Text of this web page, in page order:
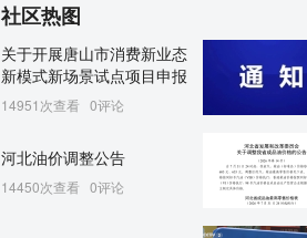
社区热图
关于开展唐山市消费新业态
新模式新场景试点项目申报
14951次查看 0评论
河北油价调整公告
14450次查看 0评论